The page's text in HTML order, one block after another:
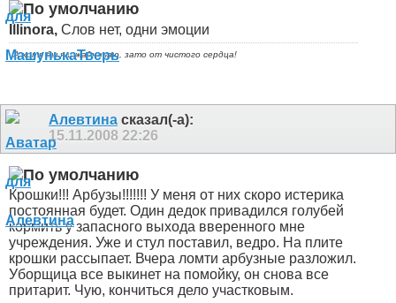
Illinora, Слов нет, одни эмоции
А хотя бы я и жадничаю, зато от чистого сердца!
Алевтина сказал(-а):
15.11.2008 22:26
Крошки!!! Арбузы!!!!!!! У меня от них скоро истерика
постоянная будет. Один дедок привадился голубей
кормить у запасного выхода вверенного мне
учреждения. Уже и стул поставил, ведро. На плите
крошки рассыпает. Вчера ломти арбузные разложил.
Уборщица все выкинет на помойку, он снова все
притарит. Чую, кончиться дело участковым.